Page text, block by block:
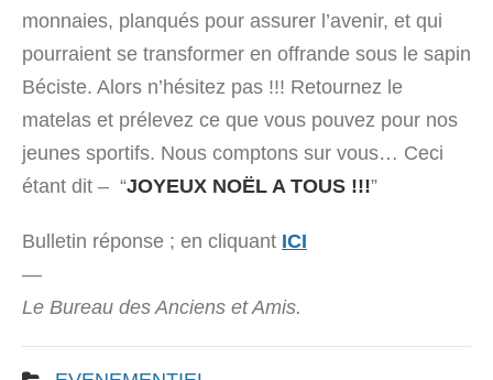
monnaies, planqués pour assurer l’avenir, et qui
pourraient se transformer en offrande sous le sapin
Béciste. Alors n’hésitez pas !!! Retournez le
matelas et prélevez ce que vous pouvez pour nos
jeunes sportifs. Nous comptons sur vous… Ceci
étant dit – “JOYEUX NOËL A TOUS !!!”
Bulletin réponse ; en cliquant ICI
—
Le Bureau des Anciens et Amis.